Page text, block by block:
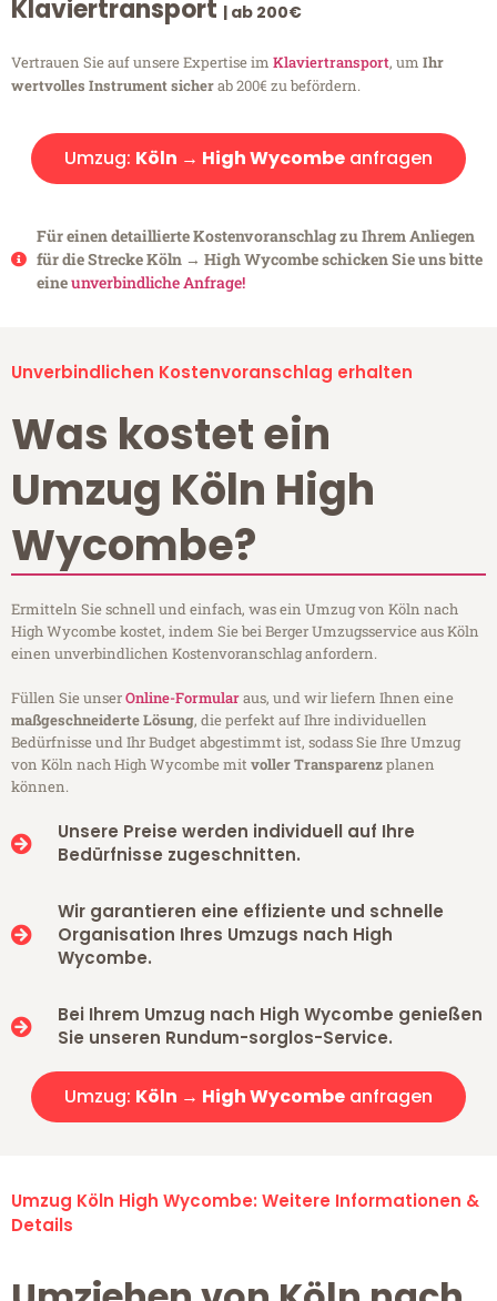
Klaviertransport | ab 200€
Vertrauen Sie auf unsere Expertise im Klaviertransport, um Ihr
wertvolles Instrument sicherab 200€ zu befördern.
Umzug: Köln → High Wycombe anfragen
Für einen detaillierte Kostenvoranschlag zu Ihrem Anliegen
für die Strecke Köln → High Wycombe schicken Sie uns bitte
eineunverbindliche Anfrage!
Unverbindlichen Kostenvoranschlag erhalten
Was kostet ein
Umzug Köln High
Wycombe?
Ermitteln Sie schnell und einfach, was ein Umzug von Köln nach
High Wycombe kostet, indem Sie bei Berger Umzugsservice aus Köln
einen unverbindlichen Kostenvoranschlag anfordern.
Füllen Sie unserOnline-Formularaus, und wir liefern Ihnen eine
maßgeschneiderte Lösung, die perfekt auf Ihre individuellen
Bedürfnisse und Ihr Budget abgestimmt ist, sodass Sie Ihre Umzug
von Köln nach High Wycombe mitvoller Transparenzplanen
können.
Unsere Preise werden individuell auf Ihre
Bedürfnisse zugeschnitten.
Wir garantieren eine effiziente und schnelle
Organisation Ihres Umzugs nach High
Wycombe.
Bei Ihrem Umzug nach High Wycombe genießen
Sie unseren Rundum-sorglos-Service.
Umzug: Köln → High Wycombe anfragen
Umzug Köln High Wycombe: Weitere Informationen &
Details